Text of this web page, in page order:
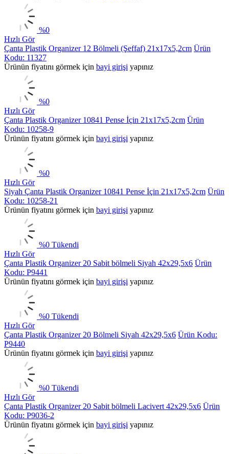
%0
Hızlı Gör
Çanta Plastik Organizer 12 Bölmeli (Şeffaf) 21x17x5,2cm Ürün
Kodu: 11327
Ürünün fiyatını görmek için bayi girişi yapınız
%0
Hızlı Gör
Çanta Plastik Organizer 10841 Pense İçin 21x17x5,2cm Ürün
Kodu: 10258-9
Ürünün fiyatını görmek için bayi girişi yapınız
%0
Hızlı Gör
Siyah Çanta Plastik Organizer 10841 Pense İçin 21x17x5,2cm Ürün
Kodu: 10258-21
Ürünün fiyatını görmek için bayi girişi yapınız
%0 Tükendi
Hızlı Gör
Çanta Plastik Organizer 20 Sabit bölmeli Siyah 42x29,5x6 Ürün
Kodu: P9441
Ürünün fiyatını görmek için bayi girişi yapınız
%0 Tükendi
Hızlı Gör
Çanta Plastik Organizer 20 Bölmeli Siyah 42x29,5x6 Ürün Kodu:
P9440
Ürünün fiyatını görmek için bayi girişi yapınız
%0 Tükendi
Hızlı Gör
Çanta Plastik Organizer 20 Sabit bölmeli Lacivert 42x29,5x6 Ürün
Kodu: P9036-2
Ürünün fiyatını görmek için bayi girişi yapınız